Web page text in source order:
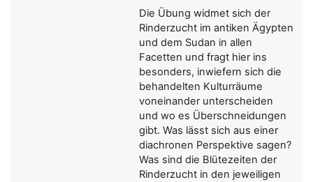
Die Übung widmet sich der
Rinderzucht im antiken Ägypten
und dem Sudan in allen
Facetten und fragt hier ins
besonders, inwiefern sich die
behandelten Kulturräume
voneinander unterscheiden
und wo es Überschneidungen
gibt. Was lässt sich aus einer
diachronen Perspektive sagen?
Was sind die Blütezeiten der
Rinderzucht in den jeweiligen